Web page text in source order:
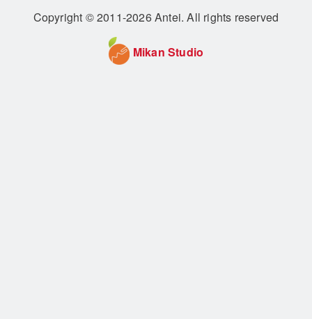
Copyright © 2011-2026 Antei. All rights reserved
Mikan Studio